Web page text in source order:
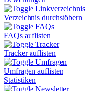
Linkverzeichnis
Verzeichnis durchstöbern
FAQs
FAQs auflisten
Tracker
Tracker auflisten
Umfragen
Umfragen auflisten
Statistiken
Newsletter